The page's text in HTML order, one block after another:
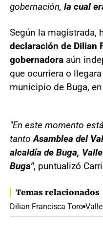
gobernación, la cual
Según la magistrada,
declaración de Dilian
gobernadora aún
que ocurriera o
municipio de Buga,
"En este momento
tantoAsamblea del
alcaldía de Buga,
Buga", puntualizó
Temas relacionados
Dilian Francisca Toro